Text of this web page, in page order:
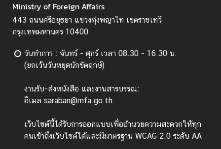
ะ
อื่
น
T
h
a
l
a
Ministry of Foreign Affairs
443 ถนนศรีอยุธยา แขวงทุ่งพญาไท เขตราชเทวี
กรุงเทพมหานคร 10400
วันทำการ : จันทร์ - ศุกร์ เวลา 08.30 - 16.30 น.
(ยกเว้นวันหยุดนักขัตฤกษ์)
งานรับ-ส่งหนังสือ และงานสารบรรณ:
อีเมล saraban@mfa.go.th
เว็บไซต์นี้ได้รับการออกแบบเพื่ออำนวยความสะดวกให้ทุก
คนเข้าถึงเว็บไซต์ได้และมีมาตรฐาน WCAG 2.0 ระดับ AA